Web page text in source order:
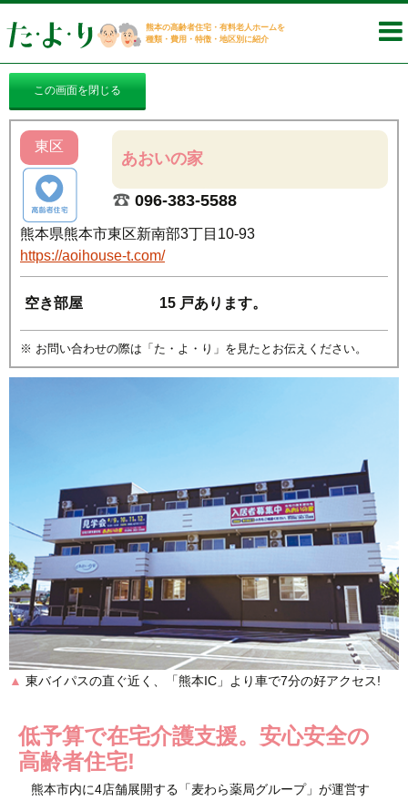
熊本の高齢者住宅・有料老人ホームを
種類・費用・特徴・地区別に紹介
東区
あおいの家
096-383-5588
熊本県熊本市東区新南部3丁目10-93
https://aoihouse-t.com/
空き部屋 15 戸あります。
※ お問い合わせの際は「た・よ・り」を見たとお伝えください。
▲ 東バイパスの直ぐ近く、「熊本IC」より車で7分の好アクセス!
低予算で在宅介護支援。安心安全の
高齢者住宅!
熊本市内に4店舗展開する「麦わら薬局グループ」が運営す